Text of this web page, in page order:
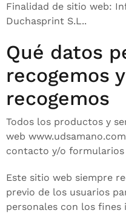
Finalidad de sitio web:
Duchasprint S.L..
Qué datos
recogemos
recogemos
Todos los productos y
web
contacto y/o
Este sitio web siempre
previo de los usuarios
personales con los fines